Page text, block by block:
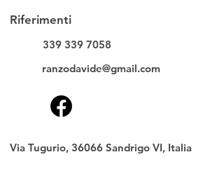
Riferimenti
339 339 7058
ranzodavide@gmail.com
Via Tugurio, 36066 Sandrigo VI, Italia